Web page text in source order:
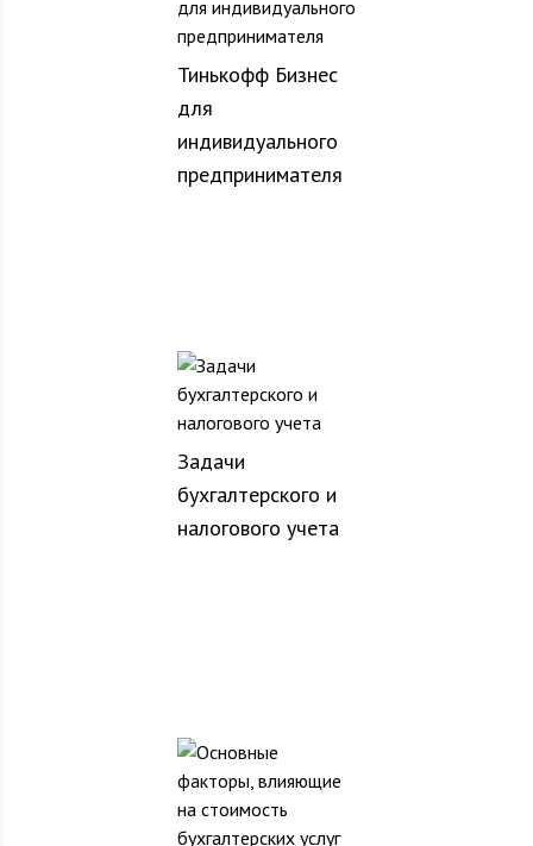
Тинькофф Бизнес
для
индивидуального
предпринимателя
Задачи
бухгалтерского и
налогового учета